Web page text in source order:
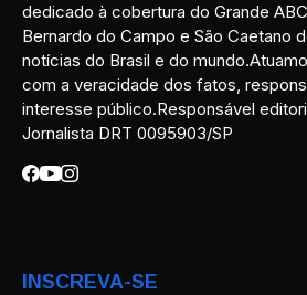
dedicado à cobertura do Grande
Bernardo do Campo e São Caetano
notícias do Brasil e do
com a veracidade dos fatos,
interesse público.Responsável
Jornalista DRT 0095903/SP
INSCREVA-SE